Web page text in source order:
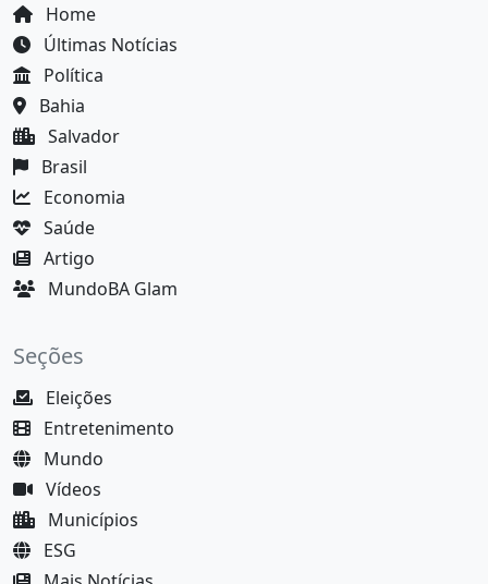
Home
Últimas Notícias
Política
Bahia
Salvador
Brasil
Economia
Saúde
Artigo
MundoBA Glam
Seções
Eleições
Entretenimento
Mundo
Vídeos
Municípios
ESG